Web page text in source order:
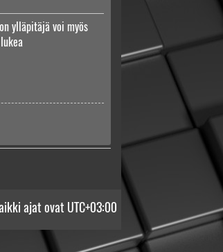
ylläpitäjä voi myös
ajat ovat UTC+03:00